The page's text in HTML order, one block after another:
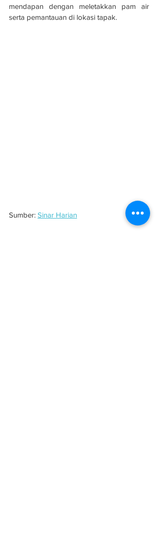
mendapan dengan meletakkan pam air
serta pemantauan di lokasi tapak.
Sumber: Sinar Harian